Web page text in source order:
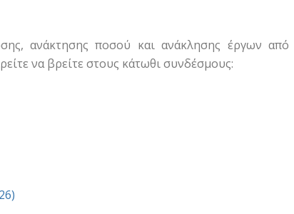
ανάκτησης ποσού και ανάκλησης έργων
να βρείτε στους κάτωθι συνδέσμους: